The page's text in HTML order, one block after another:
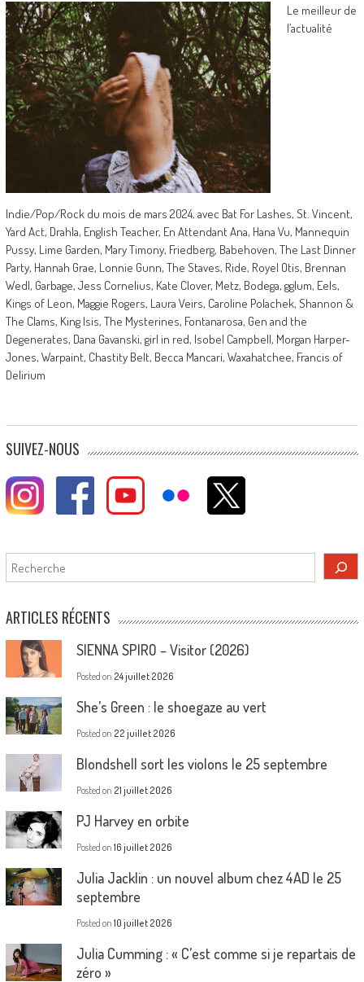
Le meilleur de
l’actualité
Indie/Pop/Rock du mois de mars 2024, avec Bat For Lashes, St. Vincent,
Yard Act, Drahla, English Teacher, En Attendant Ana, Hana Vu, Mannequin
Pussy, Lime Garden, Mary Timony, Friedberg, Babehoven, The Last Dinner
Party, Hannah Grae, Lonnie Gunn, The Staves, Ride, Royel Otis, Brennan
Wedl, Garbage, Jess Cornelius, Kate Clover, Metz, Bodega, gglum, Eels,
Kings of Leon, Maggie Rogers, Laura Veirs, Caroline Polachek, Shannon &
The Clams, King Isis, The Mysterines, Fontanarosa, Gen and the
Degenerates, Dana Gavanski, girl in red, Isobel Campbell, Morgan Harper-
Jones, Warpaint, Chastity Belt, Becca Mancari, Waxahatchee, Francis of
Delirium
SUIVEZ-NOUS
Rechercher
ARTICLES RÉCENTS
SIENNA SPIRO – Visitor (2026)
Posted on 24 juillet 2026
She’s Green : le shoegaze au vert
Posted on 22 juillet 2026
Blondshell sort les violons le 25 septembre
Posted on 21 juillet 2026
PJ Harvey en orbite
Posted on 16 juillet 2026
Julia Jacklin : un nouvel album chez 4AD le 25
septembre
Posted on 10 juillet 2026
Julia Cumming : « C’est comme si je repartais de
zéro »